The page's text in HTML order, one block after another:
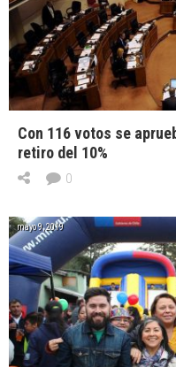
Con 116 votos se
retiro del 10%
0
mayo 9, 2019